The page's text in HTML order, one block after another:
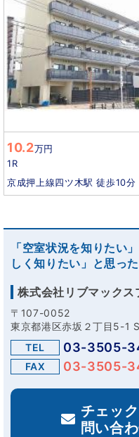
10.2万円
1R
京成押上線四ツ木駅 徒歩10分
「空室状況を知りたい
しく知りたい」と思っ
株式会社リブマック
〒107-0052
東京都港区赤坂２丁目5-1
TEL
03-3505-
FAX 03-3505-
チェッ
問い合